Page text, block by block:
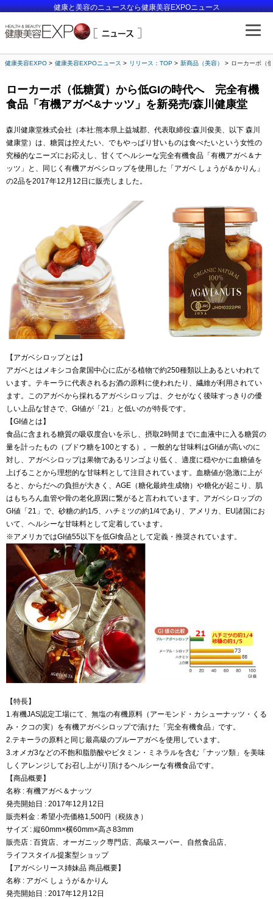
健康と美容のニュースなら健康美容EXPOニュース
健康美容EXPO 健康美容EXPOニュース リリース：TOP 新商品（美容） ローカーボ（
ローカーボ（低糖質）から低GIの時代へ 完全有機
食品「有機アガベ&ナッツ」を新発売/森川健康堂
森川健康堂株式会社（本社:熊本県上益城郡、代表取締役:森川俊美、以下 森川
健康堂）は、糖質は控えたい、でもやっぱり甘いものは食べたいという女性の
究極的なニーズにお応えし、甘くてヘルシーな完全有機食品「有機アガベ＆ナ
ッツ」と、同じく有機アガベシロップを使用した「アガベ しょうが＆かりん」
の2品を2017年12月12日に販売しました。
【アガベシロップとは】
アガベとはメキシコ合衆国中心に広がる植物で約250種類以上あるといわれて
います。テキーラに代表されるお酒の原料に使われたり、繊維が利用されてい
ます。このアガベから採れるアガベシロップは、クセがなく後味すっきりの優
しい上品な甘さで、GI値が「21」と低いのが特長です。
【GI値とは】
食品に含まれる糖質の吸収度合いを示し、摂取2時間までに血液中に入る糖質の
量を計ったもの（ブドウ糖を100とする）。一般的な甘味料はGI値が高いのに
対し、アガベシロップは果物であるリンゴより低く、適度に穏やかに血糖値を
上げることから理想的な甘味料として注目されています。血糖値が急激に上が
ると、からだへの負担が大きく、AGE（糖化最終生成物）や糖化が起こり、肌
はもちろん血管や骨の老化原因に繋がると言われています。アガベシロップの
GI値「21」で、砂糖の約1/5、ハチミツの約1/4であり、アメリカ、EU諸国にお
いて、ヘルシーな甘味料として定着しています。
※アメリカではGI値55以下を低GI食品として定義・推奨されています。
【特長】
1.有機JAS認定工場にて、無塩の有機原料（アーモンド・カシューナッツ・くる
み・クコの実）を有機アガベシロップで漬けた「完全有機食品」です。
2.テキーラの原料と同じ最高級のブルーアガベを使用しています。
3.オメガ3などの不飽和脂肪酸やビタミン・ミネラルを含む「ナッツ類」を美味
しくアレンジしてお召し上がり頂けるヘルシーな有機食品です。
【商品概要】
名称 : 有機アガベ＆ナッツ
発売開始日 : 2017年12月12日
販売料金 : 希望小売価格1,500円（税抜き）
サイズ : 縦60mm×横60mm×高さ83mm
販売店 : 百貨店、オーガニック専門店、高級スーパー、自然食品店、
ライフスタイル提案型ショップ
【アガベシリース姉妹品 商品概要】
名称 : アガベ しょうが＆かりん
発売開始日 : 2017年12月12日